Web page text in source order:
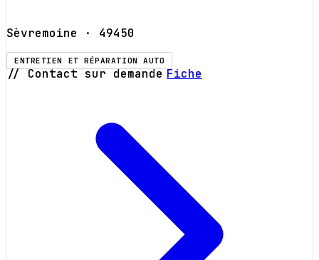
Sèvremoine · 49450
ENTRETIEN ET RÉPARATION AUTO
// Contact sur demande Fiche